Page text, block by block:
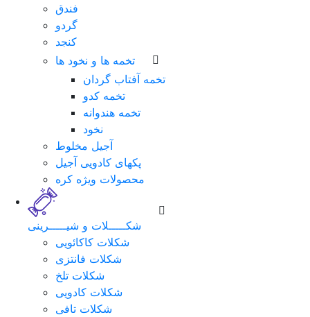
فندق
گردو
کنجد
تخمه ها و نخود ها
تخمه آفتاب گردان
تخمه کدو
تخمه هندوانه
نخود
آجیل مخلوط
پکهای کادویی آجیل
محصولات ویژه کره
شکـــــلات و شیـــــرینی
شکلات کاکائویی
شکلات فانتزی
شکلات تلخ
شکلات کادویی
شکلات تافی